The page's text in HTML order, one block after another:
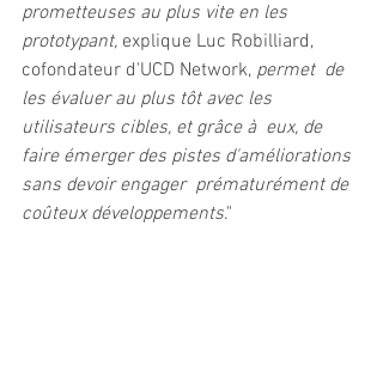
prometteuses au plus vite en les
prototypant, explique Luc Robilliard,
cofondateur d'UCD Network, permet  de
les évaluer au plus tôt avec les
utilisateurs cibles, et grâce à  eux, de
faire émerger des pistes d'améliorations
sans devoir engager  prématurément de
coûteux développements."